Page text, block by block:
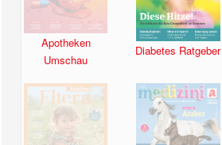
Apotheken
Umschau
Diabetes Ratgeber